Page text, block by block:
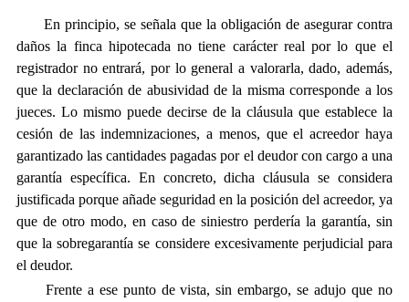
En principio, se señala que la obligación de asegurar contra
daños la finca hipotecada no tiene carácter real por lo que el
registrador no entrará, por lo general a valorarla, dado, además,
que la declaración de abusividad de la misma corresponde a los
jueces. Lo mismo puede decirse de la cláusula que establece la
cesión de las indemnizaciones, a menos, que el acreedor haya
garantizado las cantidades pagadas por el deudor con cargo a una
garantía específica. En concreto, dicha cláusula se considera
justificada porque añade seguridad en la posición del acreedor, ya
que de otro modo, en caso de siniestro perdería la garantía, sin
que la sobregarantía se considere excesivamente perjudicial para
el deudor.
Frente a ese punto de vista, sin embargo, se adujo que no